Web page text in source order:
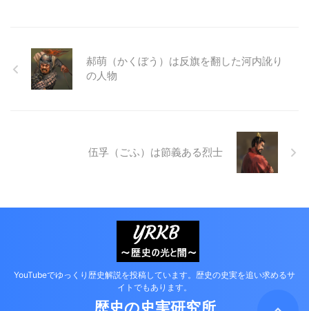
郝萌（かくぼう）は反旗を翻した河内訛り
の人物
伍孚（ごふ）は節義ある烈士
YouTubeでゆっくり歴史解説を投稿しています。歴史の史実を追い求めるサ
イトでもあります。